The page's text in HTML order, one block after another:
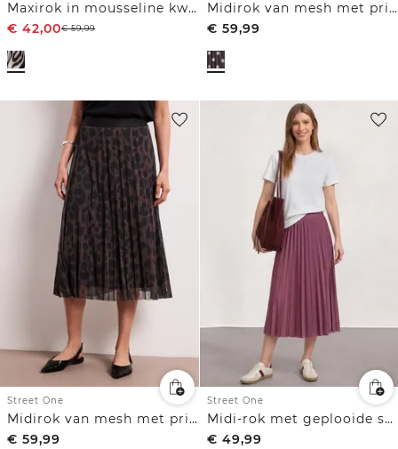
Maxirok in mousseline kwaliteit met print
€ 42,00€59,99
Midirok van mesh met print
€ 59,99
Street One
Midirok van mesh met print
€ 59,99
Street One
Midi-rok met geplooide structuur
€ 49,99